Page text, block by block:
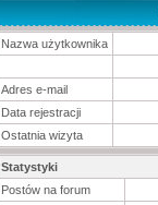
Nazwa użytkownika
Adres e-mail
Data rejestracji
Ostatnia wizyta
Statystyki
Postów na forum